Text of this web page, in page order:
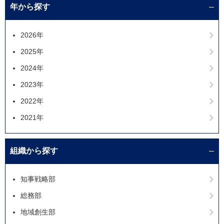
年から探す
2026年
2025年
2024年
2023年
2022年
2021年
組織から探す
知事戦略部
総務部
地域創生部